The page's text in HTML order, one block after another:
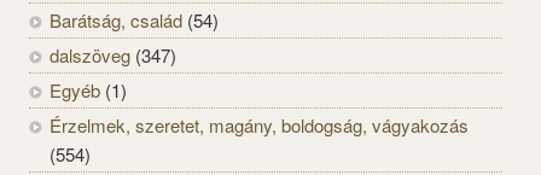
Barátság, család (54)
dalszöveg (347)
Egyéb (1)
Érzelmek, szeretet, magány, boldogság, vágyakozás
(554)